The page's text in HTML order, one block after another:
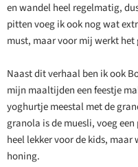
en wandel heel regelmatig,
pitten voeg ik ook nog wat
must, maar voor mij werkt het
Naast dit verhaal ben ik ook
mijn maaltijden een feestje
yoghurtje meestal met de
granola is de muesli, voeg
heel lekker voor de kids,
honing.